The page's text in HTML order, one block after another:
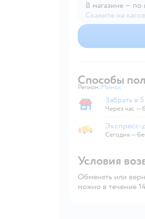
В магазине — по
Скажите на
В магазине — по
Способы
Регион: Выбор
Минск
Забрать в магазине
Забрать в
Через час —
Экспресс-доставка из
Экспресс-
Сегодня—
Условия
Обменять или
можно в течение